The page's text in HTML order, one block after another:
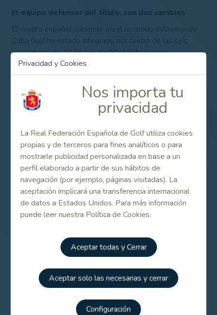
Privacidad y Cookies
Nos importa tu
privacidad
La Real Federación Española de Golf utiliza cookies
propias y de terceros para fines analíticos o para
mostrarle publicidad personalizada en base a un
perfil elaborado a partir de sus hábitos de
navegación (por ejemplo, páginas visitadas). La
aceptación implicará una transferencia internacional
de datos a Estados Unidos. Para más información
puede leer nuestra Política de Cookies.
Aceptar todas y Cerrar
Aceptar solo las necesarias y cerrar
Configuración
El equipo defensor del título, con dos cambios
vencedoras de 2023: las madrileñas Macarena
Campomanes, Soledad Fernández de Araoz y María de
Orueta, y la canaria María Castillo, a las que se unieron la
también madrileña Xonia Wunsch y la gallega Beatriz
Corbacho ocupando el lugar de Mónica Jessen y Natalia
Martínez-Reboredo. La función de capitana ha sido
Resultados Finales
1. Francia
2. Suiza
3. Inglaterra
4. Alemania
5. Bélgica
8. Suecia
Amplía la información del torneo más abajo, en el
apartado de Enlaces relacionados.